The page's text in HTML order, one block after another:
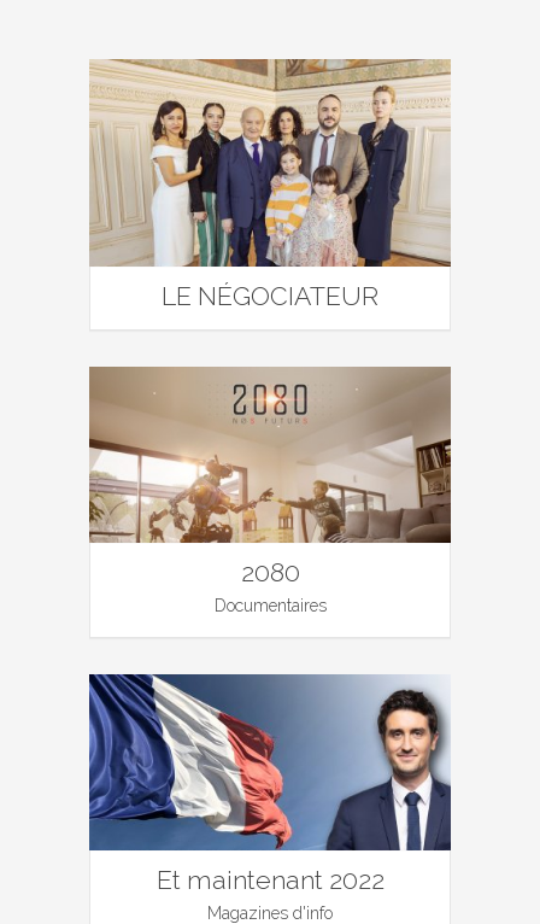
LE NÉGOCIATEUR
2080
Documentaires
Et maintenant 2022
Magazines d'info